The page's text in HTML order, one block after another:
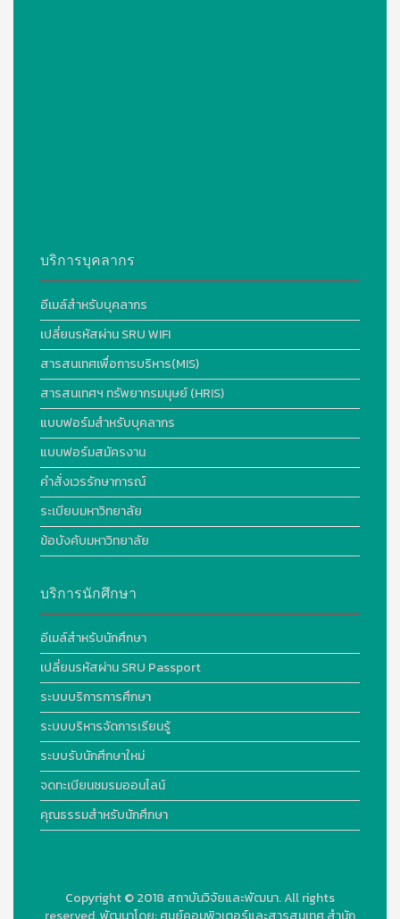
บริการบุคลากร
อีเมล์สำหรับบุคลากร
เปลี่ยนรหัสผ่าน SRU WIFI
สารสนเทศเพื่อการบริหาร(MIS)
สารสนเทศฯ ทรัพยากรมนุษย์ (HRIS)
แบบฟอร์มสำหรับบุคลากร
แบบฟอร์มสมัครงาน
คำสั่งเวรรักษาการณ์
ระเบียบมหาวิทยาลัย
ข้อบังคับมหาวิทยาลัย
บริการนักศึกษา
อีเมล์สำหรับนักศึกษา
เปลี่ยนรหัสผ่าน SRU Passport
ระบบบริการการศึกษา
ระบบบริหารจัดการเรียนรู้
ระบบรับนักศึกษาใหม่
จดทะเบียนชมรมออนไลน์
คุณธรรมสำหรับนักศึกษา
Copyright © 2018 สถาบันวิจัยและพัฒนา. All rights